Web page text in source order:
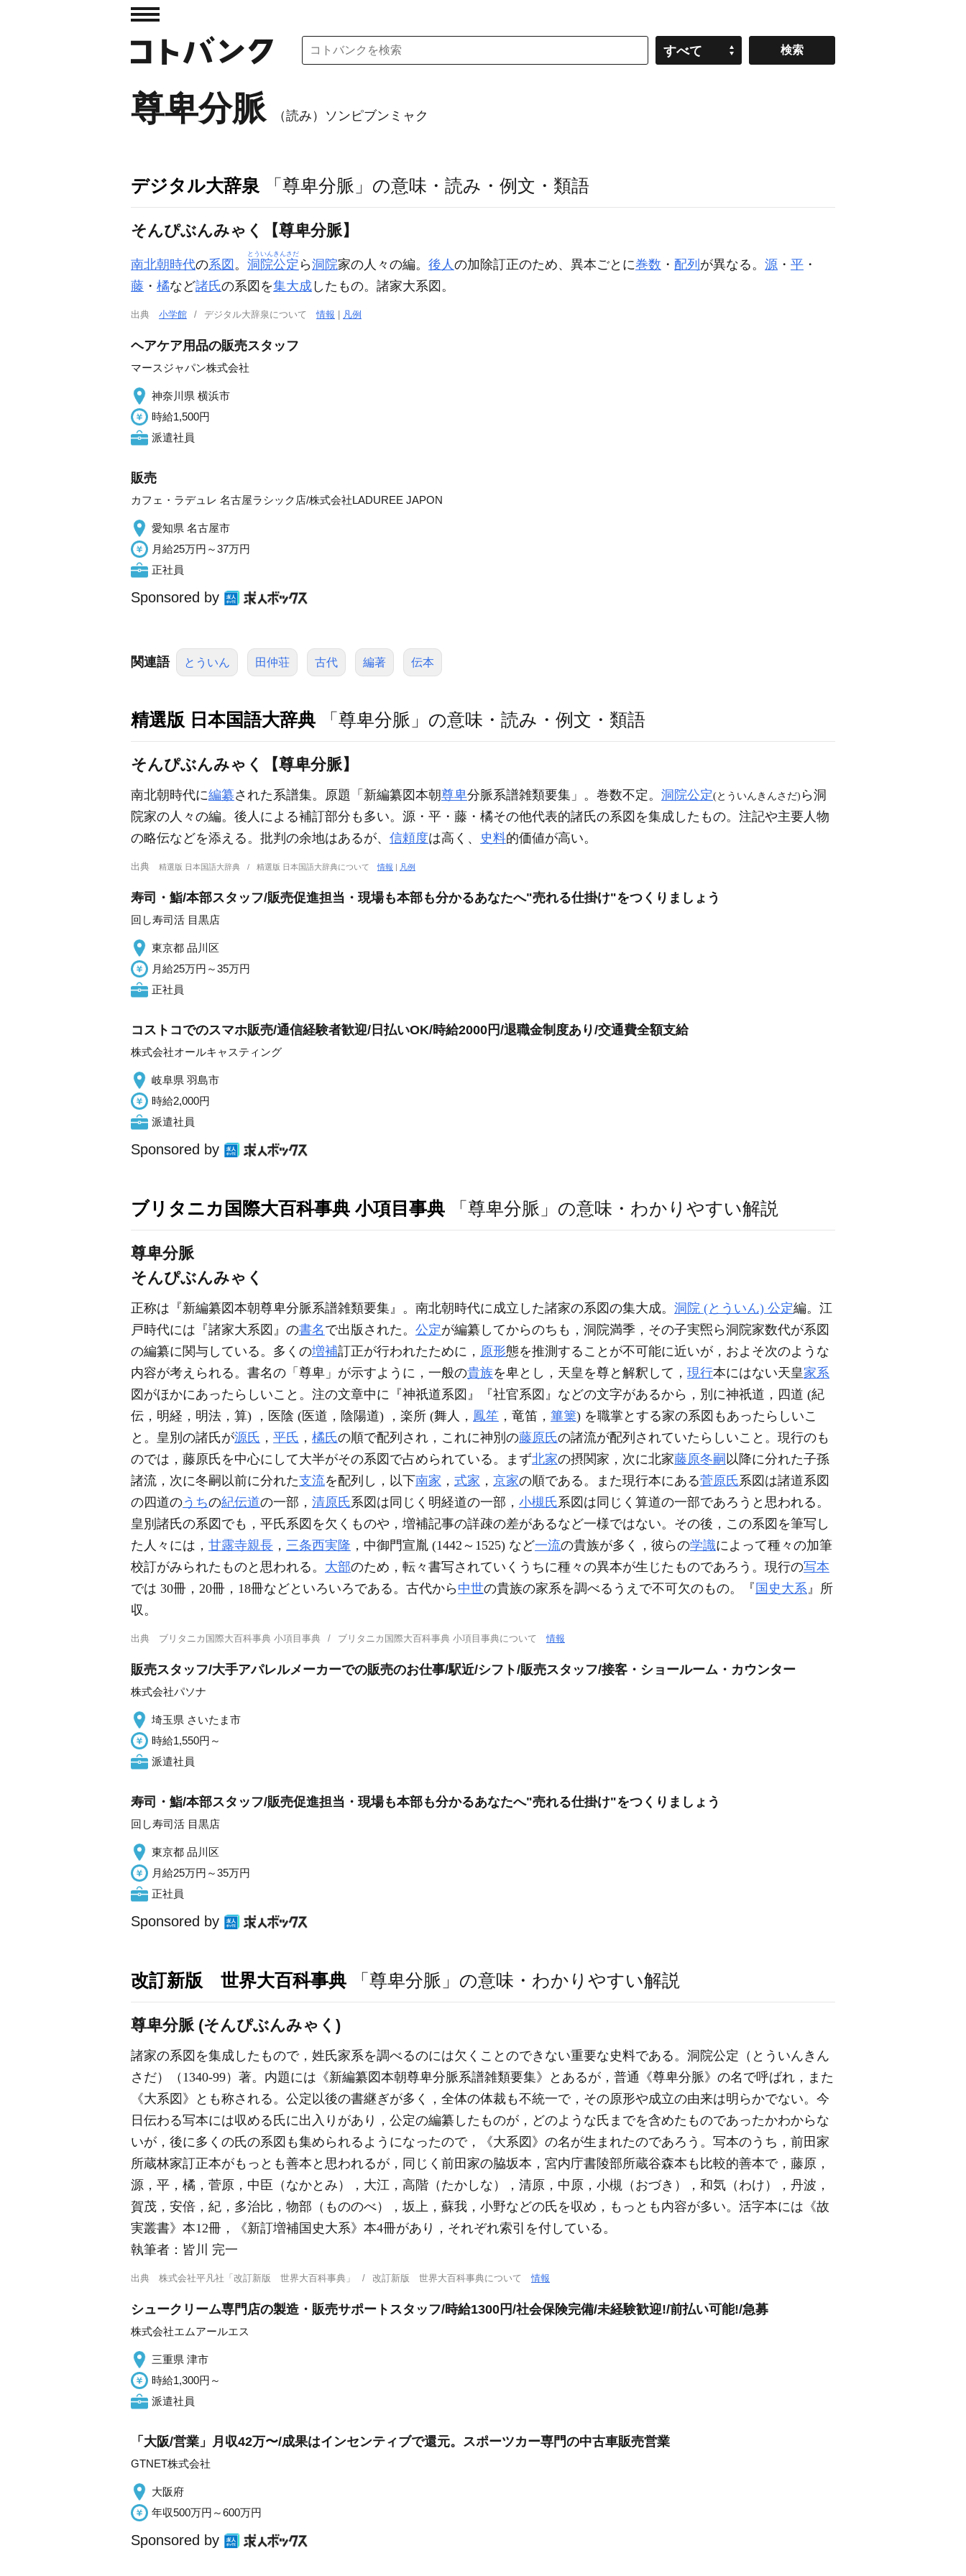
すべて
尊卑分脈 （読み）ソンピブンミャク
デジタル大辞泉 「尊卑分脈」の意味・読み・例文・類語
そんぴぶんみゃく【尊卑分脈】
南北朝時代の系図 。 洞院公定
とういんきんさだ
ら洞院家の人々の編。 後人の加除訂正のため、異本ごとに巻数 ・ 配列 が異なる。 源 ・ 平 ・
藤 ・ 橘など諸氏の系図を集大成 したもの。諸家大系図。
出典 小学館 デジタル大辞泉について情報 凡例
ヘアケア用品の販売スタッフ
マースジャパン株式会社
神奈川県 横浜市
時給1,500円
派遣社員
販売
カフェ・ラデュレ 名古屋ラシック店/株式会社LADUREE JAPON
愛知県 名古屋市
月給25万円～37万円
正社員
Sponsored by
関連語 とういん 田仲荘 古代 編著 伝本
精選版 日本国語大辞典 「尊卑分脈」の意味・読み・例文・類語
そんぴぶんみゃく【尊卑分脈】
南北朝時代に編纂された系譜集。原題「新編纂図本朝尊卑分脈系譜雑類要集」。巻数不定。 洞院公定(とういんきんさだ) ら洞
院家の人々の編。後人による補訂部分も多い。源・平・藤・橘その他代表的諸氏の系図を集成したもの。注記や主要人物
の略伝などを添える。批判の余地はあるが、 信頼度は高く、 史料的価値が高い。
出典 精選版 日本国語大辞典 精選版 日本国語大辞典について情報 | 凡例
寿司・鮨/本部スタッフ/販売促進担当・現場も本部も分かるあなたへ"売れる仕掛け"をつくりましょう
回し寿司活 目黒店
東京都 品川区
月給25万円～35万円
正社員
コストコでのスマホ販売/通信経験者歓迎/日払いOK/時給2000円/退職金制度あり/交通費全額支給
株式会社オールキャスティング
岐阜県 羽島市
時給2,000円
派遣社員
Sponsored by
ブリタニカ国際大百科事典 小項目事典 「尊卑分脈」の意味・わかりやすい解説
尊卑分脈
そんぴぶんみゃく
正称は『新編纂図本朝尊卑分脈系譜雑類要集』。南北朝時代に成立した諸家の系図の集大成。 洞院 (とういん) 公定編。江
戸時代には『諸家大系図』の書名 で出版された。 公定が編纂してからのちも，洞院満季，その子実煕ら洞院家数代が系図
の編纂に関与している。多くの増補訂正が行われたために， 原形態を推測することが不可能に近いが，およそ次のような
内容が考えられる。書名の「尊卑」が示すように，一般の貴族を卑とし，天皇を尊と解釈して， 現行本にはない天皇家系
図がほかにあったらしいこと。注の文章中に『神祇道系図』『社官系図』などの文字があるから，別に神祇道，四道 (紀
伝，明経，明法，算) ，医陰 (医道，陰陽道) ，楽所 (舞人， 鳳笙 ，竜笛， 篳篥) を職掌とする家の系図もあったらしいこ
と。皇別の諸氏が源氏 ， 平氏 ， 橘氏の順で配列され，これに神別の藤原氏の諸流が配列されていたらしいこと。現行のも
のでは，藤原氏を中心にして大半がその系図で占められている。まず北家の摂関家，次に北家藤原冬嗣 以降に分れた子孫
諸流，次に冬嗣以前に分れた支流を配列し，以下南家 ， 式家 ， 京家の順である。また現行本にある菅原氏系図は諸道系図
の四道のうちの紀伝道の一部， 清原氏系図は同じく明経道の一部， 小槻氏系図は同じく算道の一部であろうと思われる。
皇別諸氏の系図でも，平氏系図を欠くものや，増補記事の詳疎の差があるなど一様ではない。その後，この系図を筆写し
た人々には， 甘露寺親長 ， 三条西実隆 ，中御門宣胤 (1442～1525) など一流の貴族が多く，彼らの学識によって種々の加筆
校訂がみられたものと思われる。 大部のため，転々書写されていくうちに種々の異本が生じたものであろう。現行の写本
では 30冊，20冊，18冊などといろいろである。古代から 中世の貴族の家系を調べるうえで不可欠のもの。『 国史大系』所
収。
出典 ブリタニカ国際大百科事典 小項目事典 ブリタニカ国際大百科事典 小項目事典について情報
販売スタッフ/大手アパレルメーカーでの販売のお仕事/駅近/シフト/販売スタッフ/接客・ショールーム・カウンター
株式会社パソナ
埼玉県 さいたま市
時給1,550円～
派遣社員
寿司・鮨/本部スタッフ/販売促進担当・現場も本部も分かるあなたへ"売れる仕掛け"をつくりましょう
回し寿司活 目黒店
東京都 品川区
月給25万円～35万円
正社員
Sponsored by
改訂新版 世界大百科事典 「尊卑分脈」の意味・わかりやすい解説
尊卑分脈 (そんぴぶんみゃく)
諸家の系図を集成したもので，姓氏家系を調べるのには欠くことのできない重要な史料である。洞院公定（とういんきん
さだ）（1340-99）著。内題には《新編纂図本朝尊卑分脈系譜雑類要集》とあるが，普通《尊卑分脈》の名で呼ばれ，また
《大系図》とも称される。公定以後の書継ぎが多く，全体の体裁も不統一で，その原形や成立の由来は明らかでない。今
日伝わる写本には収める氏に出入りがあり，公定の編纂したものが，どのような氏までを含めたものであったかわからな
いが，後に多くの氏の系図も集められるようになったので，《大系図》の名が生まれたのであろう。写本のうち，前田家
所蔵林家訂正本がもっとも善本と思われるが，同じく前田家の脇坂本，宮内庁書陵部所蔵谷森本も比較的善本で，藤原，
源，平，橘，菅原，中臣（なかとみ），大江，高階（たかしな），清原，中原，小槻（おづき），和気（わけ），丹波，
賀茂，安倍，紀，多治比，物部（もののべ），坂上，蘇我，小野などの氏を収め，もっとも内容が多い。活字本には《故
実叢書》本12冊，《新訂増補国史大系》本4冊があり，それぞれ索引を付している。
執筆者： 皆川 完一
出典 株式会社平凡社「改訂新版 世界大百科事典」 改訂新版 世界大百科事典について情報
シュークリーム専門店の製造・販売サポートスタッフ/時給1300円/社会保険完備/未経験歓迎!/前払い可能!/急募
株式会社エムアールエス
三重県 津市
時給1,300円～
派遣社員
「大阪/営業」月収42万〜/成果はインセンティブで還元。スポーツカー専門の中古車販売営業
GTNET株式会社
大阪府
年収500万円～600万円
Sponsored by